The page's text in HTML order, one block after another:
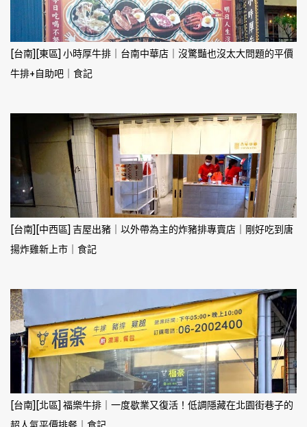
[台南][東區] 小時厚牛排｜台南中華店｜沒驚豔也沒太大問題的平價
牛排+自助吧｜食記
[台南][中西區] 吉屋出豬｜以外帶為主的炸豬排專賣店｜剛好吃到唐
揚炸雞新上市｜食記
[台南][北區] 福樂牛排｜一度歇業又復活！低調隱藏在北園街巷子的